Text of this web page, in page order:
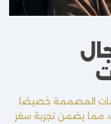
المصممة خصيصًا
مما يضمن تجربة سفر